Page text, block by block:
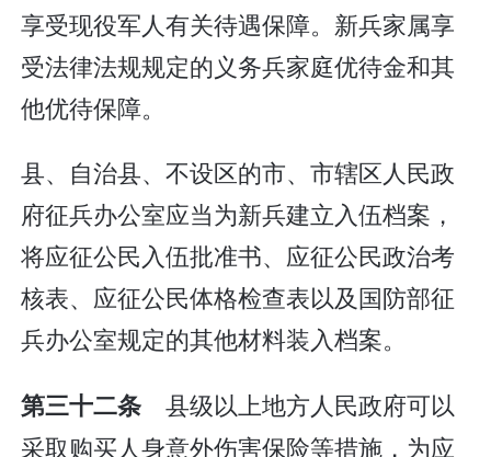
享受现役军人有关待遇保障。新兵家属享
受法律法规规定的义务兵家庭优待金和其
他优待保障。
县、自治县、不设区的市、市辖区人民政
府征兵办公室应当为新兵建立入伍档案，
将应征公民入伍批准书、应征公民政治考
核表、应征公民体格检查表以及国防部征
兵办公室规定的其他材料装入档案。
第三十二条 县级以上地方人民政府可以
采取购买人身意外伤害保险等措施，为应